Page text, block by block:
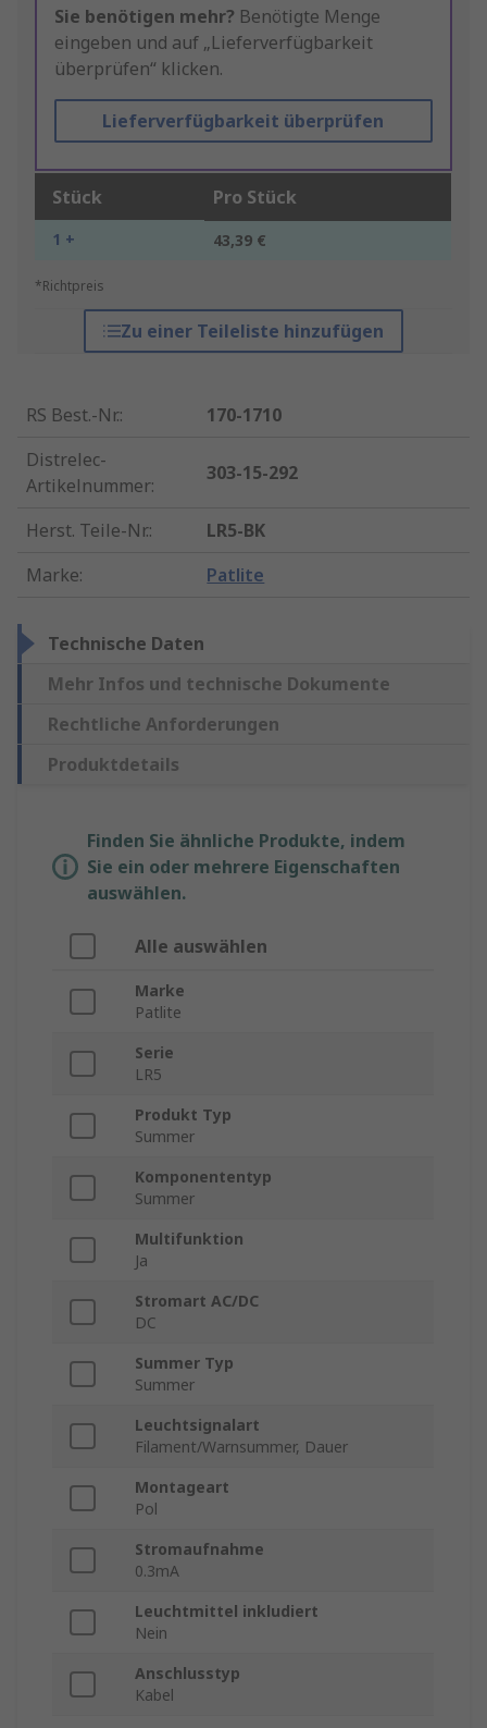
Sie benötigen mehr? Benötigte Menge
eingeben und auf „Lieferverfügbarkeit
überprüfen“ klicken.
Lieferverfügbarkeit überprüfen
Stück Pro Stück
1 + 43,39 €
*Richtpreis
Zu einer Teileliste hinzufügen
RS Best.-Nr.:
170-1710
Distrelec-
Artikelnummer:
303-15-292
Herst. Teile-Nr.:
LR5-BK
Marke: Patlite
Technische Daten
Mehr Infos und technische Dokumente
Rechtliche Anforderungen
Produktdetails
Finden Sie ähnliche Produkte, indem
Sie ein oder mehrere Eigenschaften
auswählen.
Alle auswählen
Marke
Patlite
Serie
LR5
Produkt Typ
Summer
Komponententyp
Summer
Multifunktion
Ja
Stromart AC/DC
DC
Summer Typ
Summer
Leuchtsignalart
Filament/Warnsummer, Dauer
Montageart
Pol
Stromaufnahme
0.3mA
Leuchtmittel inkludiert
Nein
Anschlusstyp
Kabel